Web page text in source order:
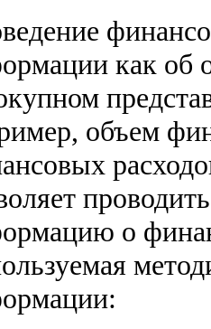
как об
объем
о